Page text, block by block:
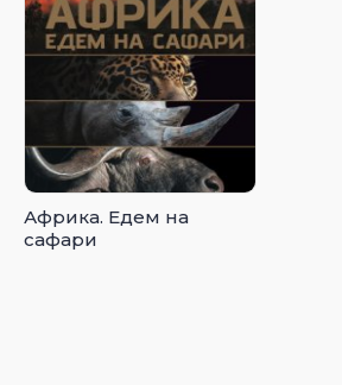
Африка. Едем на
сафари